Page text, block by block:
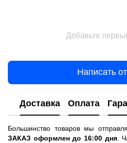
Добавьте
Написать
Доставка Оплата
Большинство товаров мы
ЗАКАЗ оформлен до 16:00 дня.